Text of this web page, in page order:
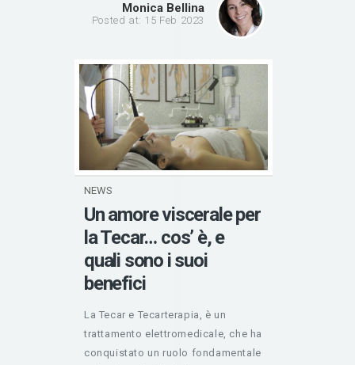
Monica Bellina
Posted at: 15 Feb 2023
NEWS
Un amore viscerale per
la Tecar… cos’ è, e
quali sono i suoi
benefici
La Tecar e Tecarterapia, è un
trattamento elettromedicale, che ha
conquistato un ruolo fondamentale